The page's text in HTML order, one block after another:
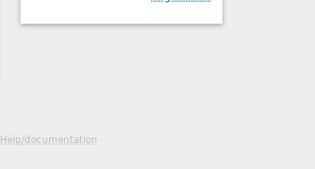
Help/documentation